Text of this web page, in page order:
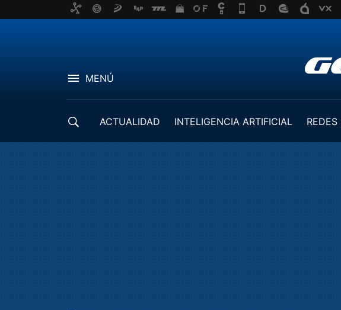
MENÚ
ACTUALIDAD INTELIGENCIA ARTIFICIAL